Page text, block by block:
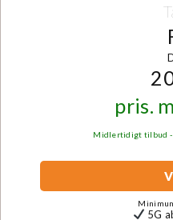
pris.
Midlertidigt tilbud -
5G